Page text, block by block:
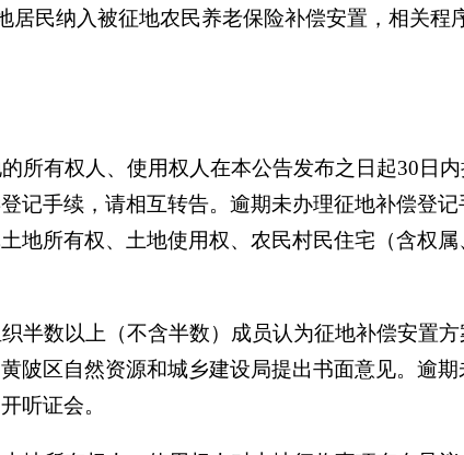
居民纳入被征地农民养老保险补偿安置，相关程
所有权人、使用权人在本公告发布之日起30 日
记手续，请相互转告。逾期未办理征地补偿登记
地所有权、土地使用权、农民村民住宅（含权
半数以上（不含半数）成员认为征地补偿安置
陂区自然资源和城乡建设局提出书面意见。逾期
听证会。